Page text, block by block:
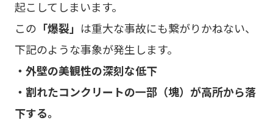
起こしてしまいます。
この 「爆裂」 は重大な事故にも繋がりかねない、
下記のような事象が発生します。
・外壁の美観性の深刻な低下
・割れたコンクリートの一部（塊）が高所から落
下する。